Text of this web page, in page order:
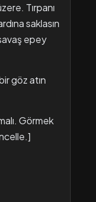
Tırpanı
saklasın
epey
göz atın
Görmek